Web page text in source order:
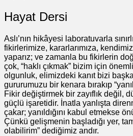
Hayat Dersi
Aslı’nın hikâyesi laboratuvarla
fikirlerimize, kararlarımıza,
yaparız; ve zamanla bu fikirlerin
çok, “haklı çıkmak” bizim için
olgunluk, elimizdeki kanıt bizi
gururumuzu bir kenara bırakıp
Fikir değiştirmek bir zayıflık değil,
güçlü işaretidir. İnatla yanlışta
çakar; yanıldığını kabul etmekse
Çünkü gelişmenin başladığı yer,
olabilirim” dediğimiz andır.